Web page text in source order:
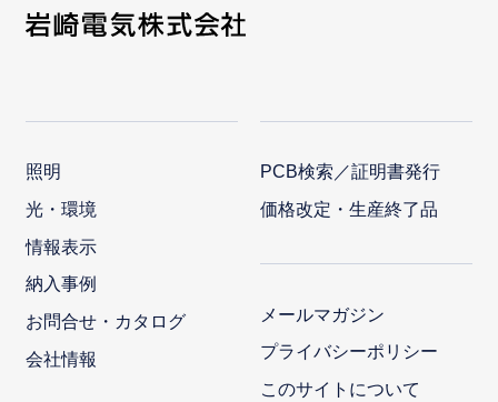
照明
光・環境
情報表示
納入事例
お問合せ・カタログ
会社情報
PCB検索／証明書発行
価格改定・生産終了品
メールマガジン
プライバシーポリシー
このサイトについて